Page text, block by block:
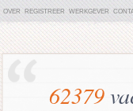
OVER REGISTREER WERKGEVER
62379